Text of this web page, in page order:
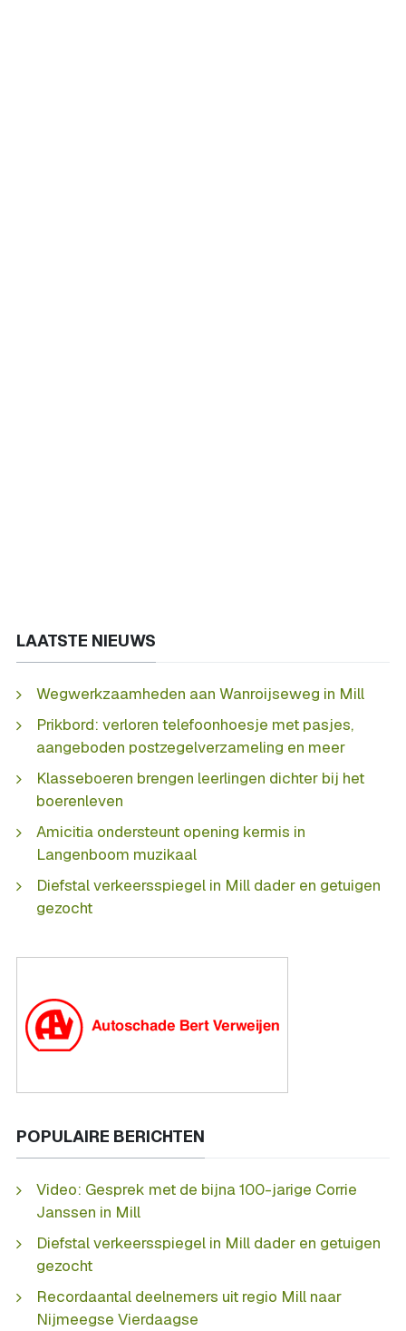
LAATSTE NIEUWS
Wegwerkzaamheden aan Wanroijseweg in Mill
Prikbord: verloren telefoonhoesje met pasjes,
aangeboden postzegelverzameling en meer
Klasseboeren brengen leerlingen dichter bij het
boerenleven
Amicitia ondersteunt opening kermis in
Langenboom muzikaal
Diefstal verkeersspiegel in Mill dader en getuigen
gezocht
POPULAIRE BERICHTEN
Video: Gesprek met de bijna 100-jarige Corrie
Janssen in Mill
Diefstal verkeersspiegel in Mill dader en getuigen
gezocht
Recordaantal deelnemers uit regio Mill naar
Nijmeegse Vierdaagse